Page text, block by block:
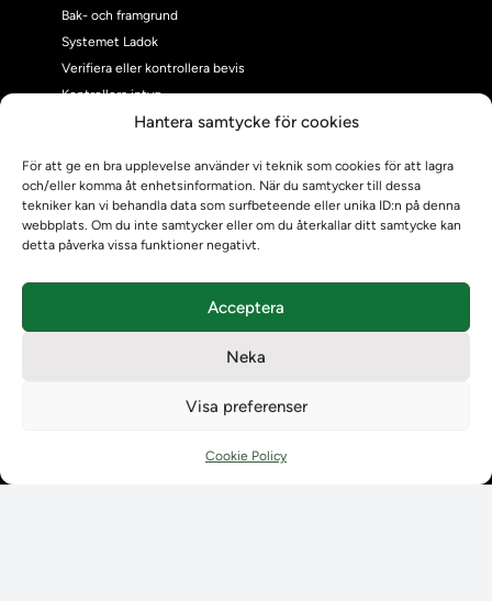
Hantera samtycke för cookies
För att ge en bra upplevelse använder vi teknik som cookies för att lagra
och/eller komma åt enhetsinformation. När du samtycker till dessa
tekniker kan vi behandla data som surfbeteende eller unika ID:n på denna
webbplats. Om du inte samtycker eller om du återkallar ditt samtycke kan
detta påverka vissa funktioner negativt.
Acceptera
Neka
Visa preferenser
Cookie Policy
Bak- och framgrund
Systemet Ladok
Verifiera eller kontrollera bevis
Kontrollera intyg
Om Ladokkonsortiet
Ladokkonsortiet internationellt
Vision, strategi och produktplan
Teamens sammansättning och arbetet på Ladokkonsortiet
Användarkontakter
Policyer och dokument
Kontaktuppgifter till lärosätenas Ladoksupport
Kontaktuppgifter till Ladokkonsortiet